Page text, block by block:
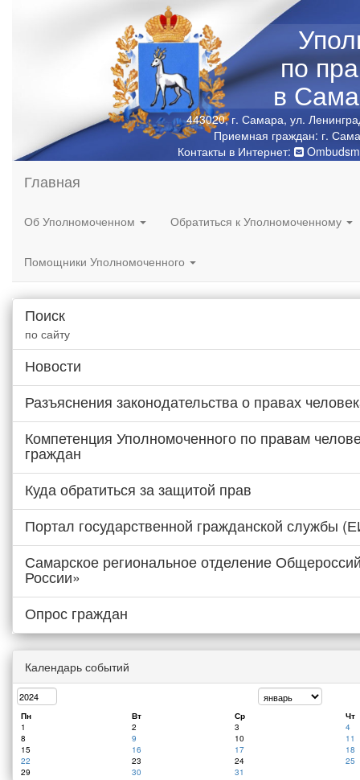
по
в
443020, г. Самара, ул.
Приемная граждан: г.
Контакты в Интернет:
Главная
Об Уполномоченном Обратиться к Уполномоченному
Помощники Уполномоченного
Поиск
по сайту
Новости
Разъяснения законодательства о правах
Компетенция Уполномоченного по правам
граждан
Куда обратиться за защитой прав
Портал государственной гражданской службы
Самарское региональное отделение
России»
Опрос граждан
Календарь событий
Пн Вт Ср
Чт
1
2 3
4
8
9 10
11
15
16 17
18
22
23 24
25
29
30 31